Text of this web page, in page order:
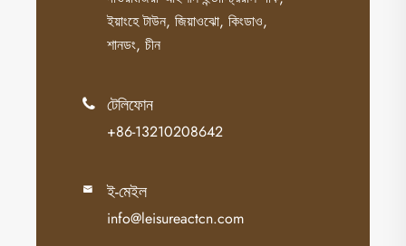
ইয়াংহে টাউন, জিয়াওঝো, কিংডাও,
শানডং, চীন
 টেলিফোন
+86-13210208642
 ই-মেইল
info@leisureactcn.com